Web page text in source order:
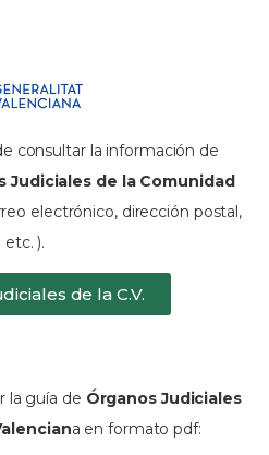
consultar la información de
Judiciales de la Comunidad
electrónico, dirección postal,
etc. ).
de la C.V.
la guía de Órganos Judiciales
a en formato pdf: